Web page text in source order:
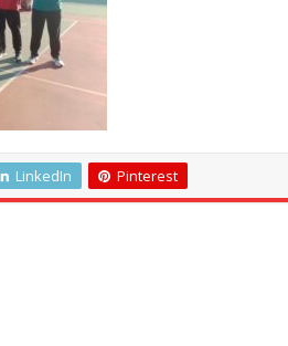
LinkedIn Pinterest